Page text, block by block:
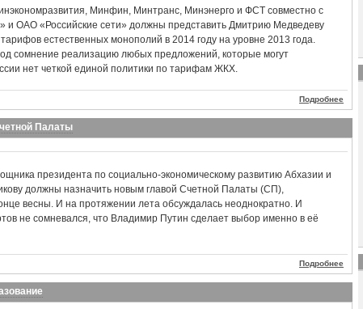
Минфин, Минтранс, Минэнерго и ФСТ совместно с
ОАО «Российские сети» должны представить Дмитрию Медведеву
естественных монополий в 2014 году на уровне 2013 года.
сомнение реализацию любых предложений, которые могут
нет четкой единой политики по тарифам ЖКХ.
Подробнее
Палаты
президента по социально-экономическому развитию Абхазии и
должны назначить новым главой Счетной Палаты (СП),
весны. И на протяжении лета обсуждалась неоднократно. И
не сомневался, что Владимир Путин сделает выбор именно в её
Подробнее